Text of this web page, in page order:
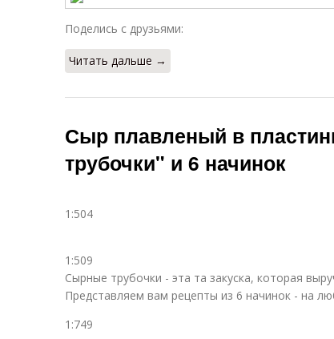
Поделись с друзьями:
Читать дальше →
Сыр плавленый в
трубочки" и 6 начинок
1:504
1:509
Сырные трубочки - эта та закуска, которая
Представляем вам рецепты из 6 начинок - на
1:749